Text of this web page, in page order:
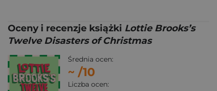
Oceny i recenzje książki Lottie Brooks’s
Twelve Disasters of Christmas
Średnia ocen:
~ /10
Liczba ocen: